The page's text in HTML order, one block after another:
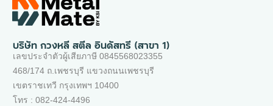
บริษัท กวงหลี สตีล อินดัสทรี (สาขา 1)
เลขประจำตัวผู้เสียภาษี 0845568023355
468/174 ถ.เพชรบุรี แขวงถนนเพชรบุรี
เขตราชเทวี กรุงเทพฯ 10400
โทร : 082-424-4496